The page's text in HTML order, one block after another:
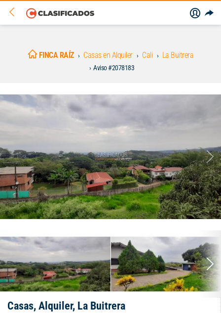
FINCA RAÍZ Casas en Alquiler Cali La Buitrera
Aviso #2078183
Casas, Alquiler, La Buitrera